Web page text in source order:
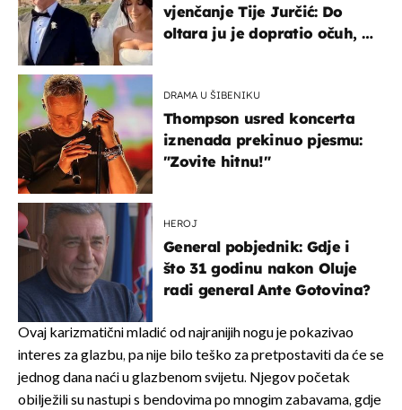
vjenčanje Tije Jurčić: Do
oltara ju je dopratio očuh, a
DRAMA U ŠIBENIKU
Thompson usred koncerta
iznenada prekinuo pjesmu:
"Zovite hitnu!"
HEROJ
General pobjednik: Gdje i
što 31 godinu nakon Oluje
radi general Ante Gotovina?
Ovaj karizmatični mladić od najranijih nogu je pokazivao
interes za glazbu, pa nije bilo teško za pretpostaviti da će se
jednog dana naći u glazbenom svijetu. Njegov početak
obilježili su nastupi s bendovima po mnogim zabavama, gdje